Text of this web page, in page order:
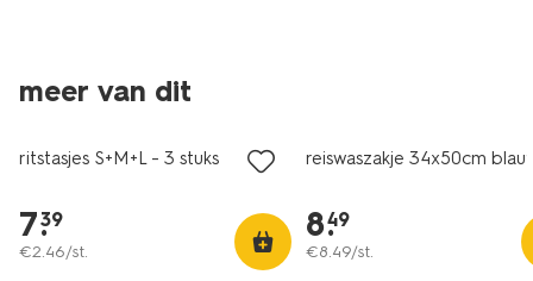
meer van dit
ritstasjes S+M+L - 3 stuks
7.
39
€2.46/st.
reiswaszakje 34x50cm
8.
49
€8.49/st.